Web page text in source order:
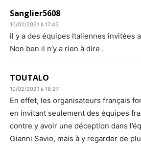
Sanglier5608
10/02/2021 à 17:43
il y a des équipes Italiennes invitées
Non ben il n’y a rien à dire .
TOUTALO
10/02/2021 à 18:27
En effet, les organisateurs français
en invitant seulement des équipes
contre y avoir une déception dans
Gianni Savio, mais à y regarder de